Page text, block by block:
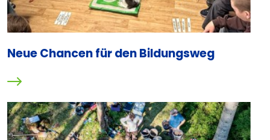
Neue Chancen für den Bildungsweg